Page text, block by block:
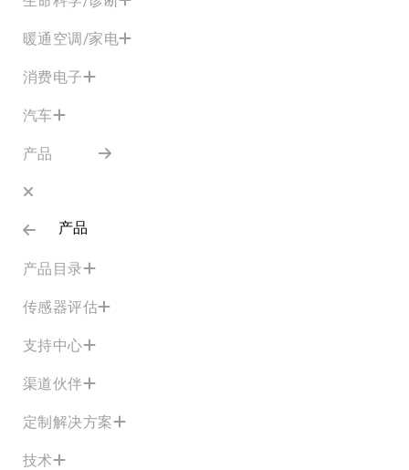
暖通空调/家电
消费电子
汽车
产品
产品
产品目录
传感器评估
支持中心
渠道伙伴
定制解决方案
技术